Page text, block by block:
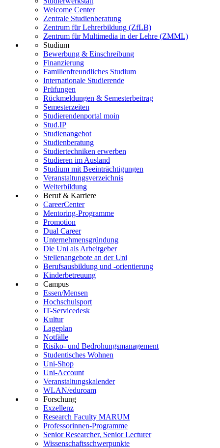
Welcome Center
Zentrale Studienberatung
Zentrum für Lehrerbildung (ZfLB)
Zentrum für Multimedia in der Lehre (ZMML)
Studium
Bewerbung & Einschreibung
Finanzierung
Familienfreundliches Studium
Internationale Studierende
Prüfungen
Rückmeldungen & Semesterbeitrag
Semesterzeiten
Studierendenportal moin
Stud.IP
Studienangebot
Studienberatung
Studiertechniken erwerben
Studieren im Ausland
Studium mit Beeinträchtigungen
Veranstaltungsverzeichnis
Weiterbildung
Beruf & Karriere
CareerCenter
Mentoring-Programme
Promotion
Dual Career
Unternehmensgründung
Die Uni als Arbeitgeber
Stellenangebote an der Uni
Berufsausbildung und -orientierung
Kinderbetreuung
Campus
Essen/Mensen
Hochschulsport
IT-Servicedesk
Kultur
Lageplan
Notfälle
Risiko- und Bedrohungsmanagement
Studentisches Wohnen
Uni-Shop
Uni-Account
Veranstaltungskalender
WLAN/eduroam
Forschung
Exzellenz
Research Faculty MARUM
Professorinnen-Programme
Senior Researcher, Senior Lecturer
Wissenschaftsschwerpunkte